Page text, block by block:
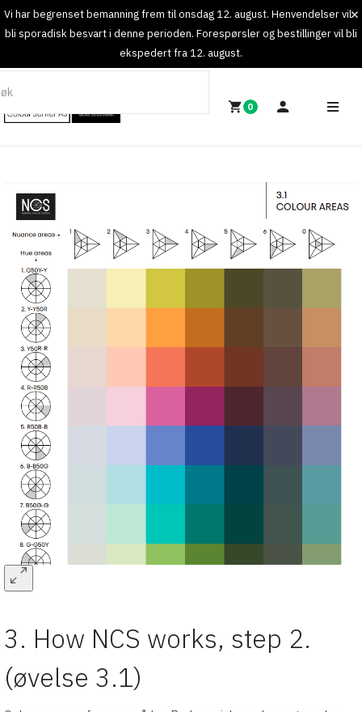
Vi har begrenset bemanning frem til onsdag 12. august. Henvendelser vil
bli sporadisk besvart i denne perioden. Forespørsler og bestillinger vil bli
ekspedert fra 12. august.
0
3. How NCS works, step 2.
(øvelse 3.1)